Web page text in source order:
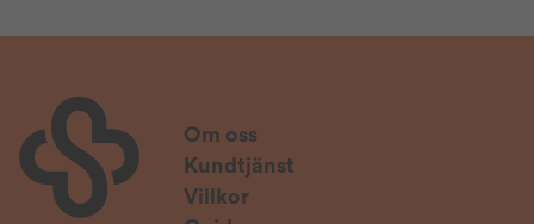
Om oss
Kundtjänst
Villkor